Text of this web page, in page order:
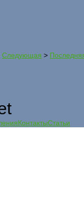
Следующая >
КонтактыСтатьи